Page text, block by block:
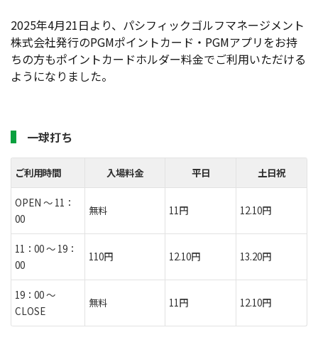
2025年4月21日より、パシフィックゴルフマネージメント
株式会社発行のPGMポイントカード・PGMアプリをお持
ちの方もポイントカードホルダー料金でご利用いただける
ようになりました。
一球打ち
ご利用時間 入場料金 平日 土日祝
OPEN ～ 11：
00
無料 11円 12.10円
11：00 ～ 19：
00
110円 12.10円 13.20円
19：00 ～
CLOSE
無料 11円 12.10円